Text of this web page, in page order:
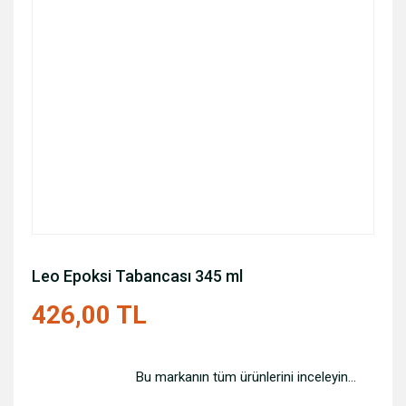
Leo Epoksi Tabancası 345 ml
426,00 TL
Bu markanın tüm ürünlerini inceleyin...